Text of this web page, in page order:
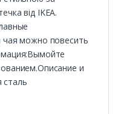
від IKEA.
чая можно повесить
и